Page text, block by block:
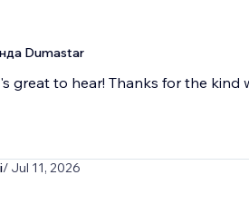
Dumastar
great to hear! Thanks for the kind
/ Jul 11, 2026